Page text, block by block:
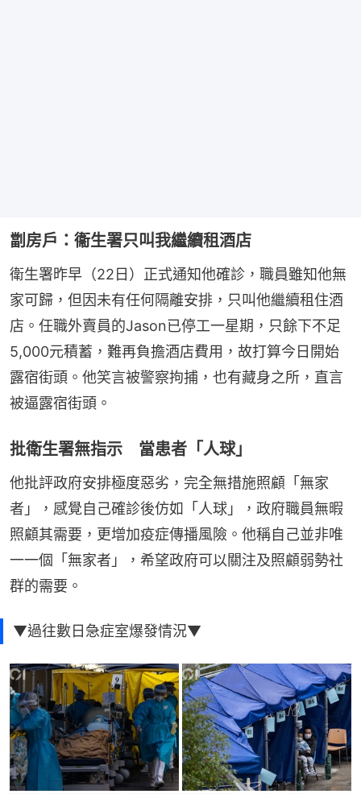
劏房戶：衞生署只叫我繼續租酒店
衛生署昨早（22日）正式通知他確診，職員雖知他無
家可歸，但因未有任何隔離安排，只叫他繼續租住酒
店。任職外賣員的Jason已停工一星期，只餘下不足
5,000元積蓄，難再負擔酒店費用，故打算今日開始
露宿街頭。他笑言被警察拘捕，也有藏身之所，直言
被逼露宿街頭。
批衛生署無指示 當患者「人球」
他批評政府安排極度惡劣，完全無措施照顧「無家
者」，感覺自己確診後仿如「人球」，政府職員無暇
照顧其需要，更增加疫症傳播風險。他稱自己並非唯
一一個「無家者」，希望政府可以關注及照顧弱勢社
群的需要。
▼過往數日急症室爆發情況▼